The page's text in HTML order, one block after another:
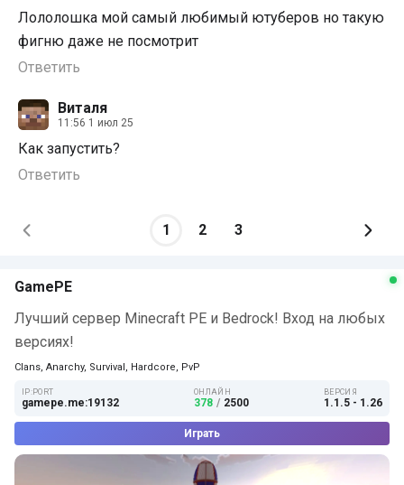
Лололошка мой самый любимый ютуберов но такую
фигню даже не посмотрит
Ответить
Виталя
11:56 1 июл 25
Как запустить?
Ответить
1 2 3
GamePE
Лучший сервер Minecraft PE и Bedrock! Вход на любых
версиях!
Clans, Anarchy, Survival, Hardcore, PvP
IP:PORT
gamepe.me:19132
ОНЛАЙН
378 / 2500
ВЕРСИЯ
1.1.5 - 1.26
Играть